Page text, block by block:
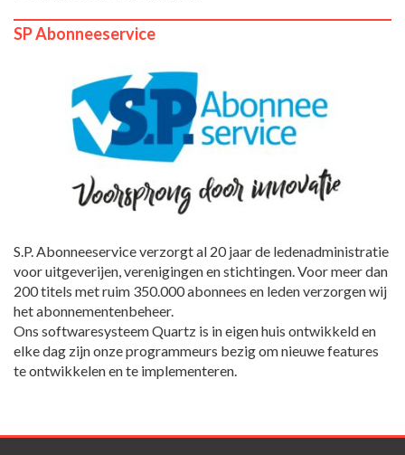
SP Abonneeservice
S.P. Abonneeservice verzorgt al 20 jaar de ledenadministratie
voor uitgeverijen, verenigingen en stichtingen. Voor meer dan
200 titels met ruim 350.000 abonnees en leden verzorgen wij
het abonnementenbeheer.
Ons softwaresysteem Quartz is in eigen huis ontwikkeld en
elke dag zijn onze programmeurs bezig om nieuwe features
te ontwikkelen en te implementeren.